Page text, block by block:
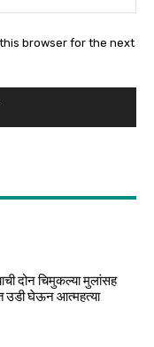
browser for the next
दोन चिमुकल्या मुलांसह
उडी घेऊन आत्महत्या